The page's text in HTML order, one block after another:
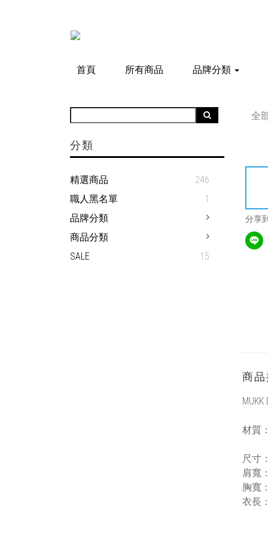
首頁 所有商品 品牌分類
分類
精選商品
246
職人黑名單
1
品牌分類
商品分類
SALE
15
全
分享到
商品
MUKK
材質：
尺寸：
肩寬
胸寬
衣長